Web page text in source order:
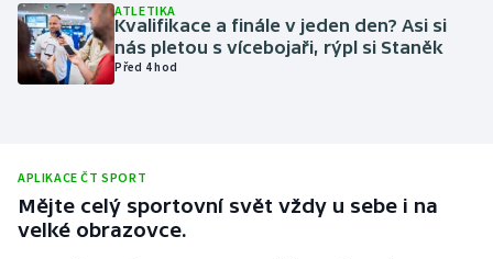
Parasport
Plavání
Ragby
Rychlobruslení
ATLETIKA
Kvalifikace a finále v jeden den? Asi si
nás pletou s vícebojaři, rýpl si Staněk
Před 4 hod
APLIKACE ČT SPORT
Mějte celý sportovní svět vždy u sebe i na
velké obrazovce.